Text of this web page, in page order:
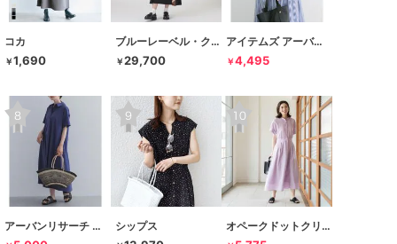
コカ
￥1,690
ブルーレーベル・クレストブリッジ
￥29,700
アイテムズ アーバンリサーチ
￥4,495
アーバンリサーチ ドアーズ シップス オペークドットクリップ